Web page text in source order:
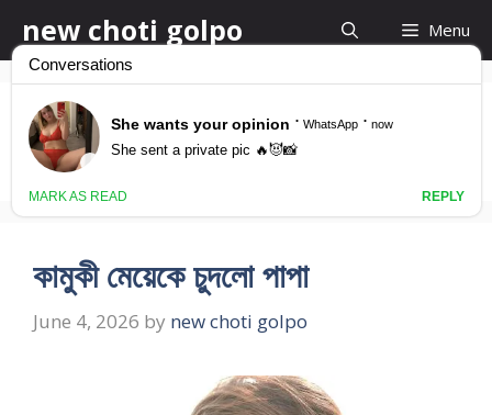
to
content
new choti golpo Menu
bangla baje golpo
কামুকী মেয়েকে চুদলো পাপা
June 4, 2026 by new choti golpo